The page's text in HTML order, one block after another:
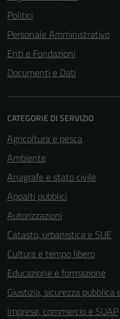
Politici
Personale Amministrativo
Enti e Fondazioni
Documenti e Dati
CATEGORIE DI SERVIZIO
Agricoltura e pesca
Ambiente
Anagrafe e stato civile
Appalti pubblici
Autorizzazioni
Catasto, urbanistica e SUE
Cultura e tempo libero
Educazione e formazione
Giustizia, sicurezza
Imprese, commercio e SUAP